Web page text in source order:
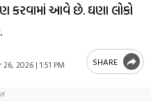
કરવામાં આવે છે. ઘણા લોકો
2026 | 1:51 PM SHARE